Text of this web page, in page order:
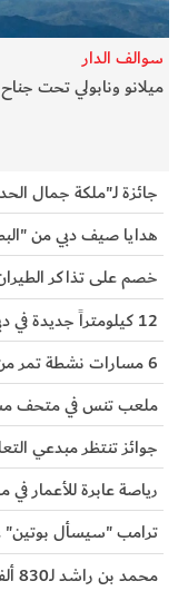
سوالف الدار
ميلانو ونابولي تحت
جائزة لـ"ملكة جمال
هدايا صيف دبي من
خصم على تذاكر
12 كيلومتراً جديدة في دبي تقصر رحلتك إلى ربع ساعة
6 مسارات نشطة تمر من مطار خليجي واحد
ملعب تنس في متحف
جوائز تنتظر مبدعي
رياصة عابرة للأعمار في
ترامب "سيسأل بوتين"
محمد بن راشد لـ830 ألف قارئ في الإمارات: بكم تُبنى الحضارة